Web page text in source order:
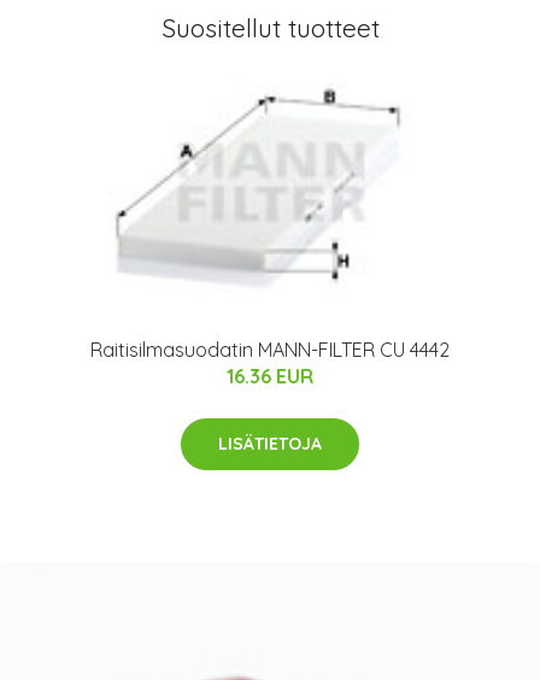
Suositellut tuotteet
Raitisilmasuodatin MANN-FILTER CU 4442
16.36 EUR
LISÄTIETOJA